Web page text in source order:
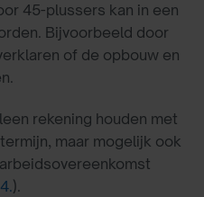
45-plussers kan in een
Bijvoorbeeld door
of de opbouw en
rekening houden met
maar mogelijk ook
).